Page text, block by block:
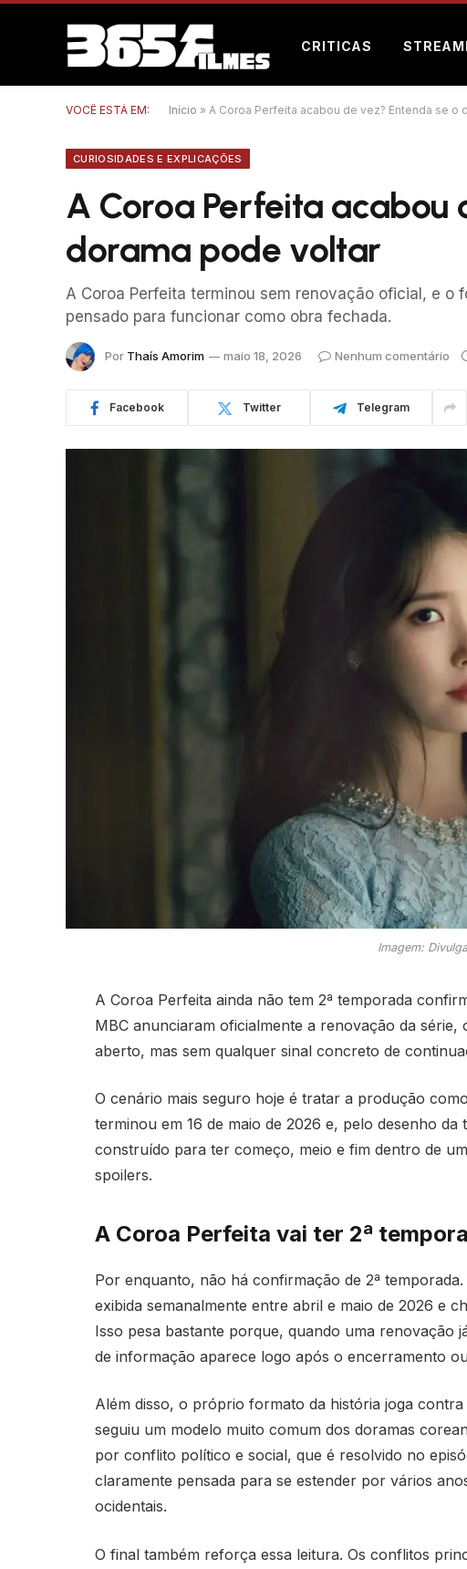
CRITICAS
VOCÊ ESTÁ EM: Início » A Coroa Perfeita acabou de vez? Entenda se o
CURIOSIDADES E EXPLICAÇÕES
A Coroa Perfeita acabou
dorama pode voltar
A Coroa Perfeita terminou sem renovação oficial, e o
pensado para funcionar como obra fechada.
Por Thaís Amorim maio 18, 2026 Nenhum comentário
Facebook Twitter Telegram
Imagem:
A Coroa Perfeita ainda não tem 2ª temporada
MBC anunciaram oficialmente a renovação da
aberto, mas sem qualquer sinal concreto de
O cenário mais seguro hoje é tratar a produção
terminou em 16 de maio de 2026 e, pelo desenho
construído para ter começo, meio e fim dentro de
spoilers.
A Coroa Perfeita vai ter 2ª
Por enquanto, não há confirmação de 2ª
exibida semanalmente entre abril e maio de 2026 e
Isso pesa bastante porque, quando uma renovação
de informação aparece logo após o encerramento
Além disso, o próprio formato da história joga
seguiu um modelo muito comum dos doramas
por conflito político e social, que é resolvido no
claramente pensada para se estender por vários
ocidentais.
O final também reforça essa leitura. Os conflitos